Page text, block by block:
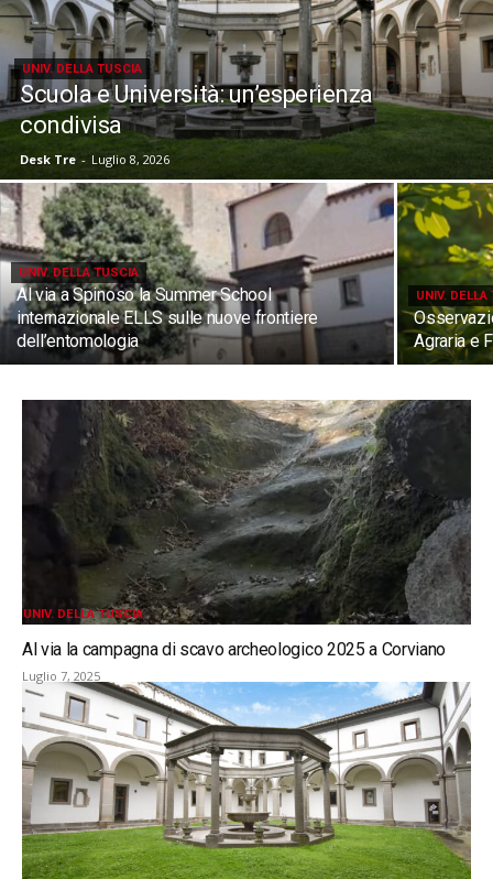
UNIV. DELLA TUSCIA
Scuola e Università: un’esperienza
condivisa
Desk Tre - Luglio 8, 2026
UNIV. DELLA TUSCIA
Al via a Spinoso la Summer School
internazionale ELLS sulle nuove frontiere
dell’entomologia
UNIV. DELLA
Agraria e
UNIV. DELLA TUSCIA
Al via la campagna di scavo archeologico 2025 a Corviano
Luglio 7, 2025